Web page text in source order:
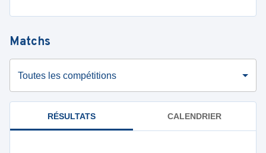
Matchs
Toutes les compétitions
RÉSULTATS CALENDRIER